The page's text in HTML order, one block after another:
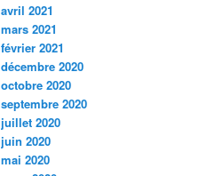
avril 2021
mars 2021
février 2021
décembre 2020
octobre 2020
septembre 2020
juillet 2020
juin 2020
mai 2020